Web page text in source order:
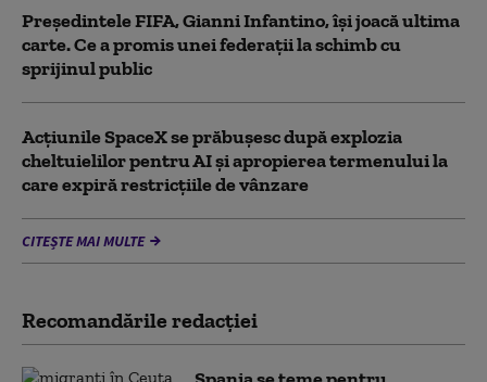
Președintele FIFA, Gianni Infantino, îşi joacă ultima
carte. Ce a promis unei federații la schimb cu
sprijinul public
Acţiunile SpaceX se prăbuşesc după explozia
cheltuielilor pentru AI şi apropierea termenului la
care expiră restricţiile de vânzare
CITEȘTE MAI MULTE
Recomandările redacţiei